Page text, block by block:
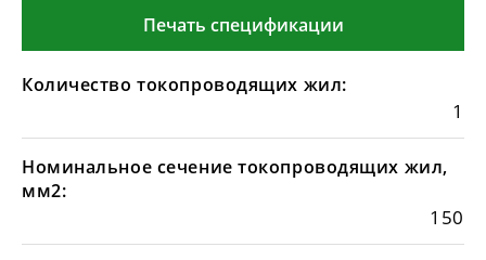
Печать спецификации
Количество токопроводящих жил:
1
Номинальное сечение токопроводящих жил,
мм2:
150